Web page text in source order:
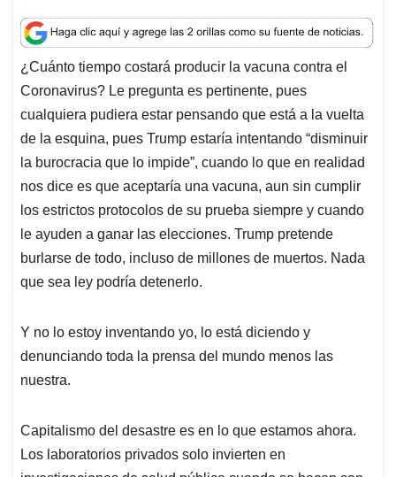
a
t
s
A
p
p
c
e
b
o
o
k
n
k
e
d
I
n
a
i
l
r
e
a
d
s
¿Cuánto tiempo costará producir la vacuna contra el
Coronavirus? Le pregunta es pertinente, pues
cualquiera pudiera estar pensando que está a la vuelta
de la esquina, pues Trump estaría intentando “disminuir
la burocracia que lo impide”, cuando lo que en realidad
nos dice es que aceptaría una vacuna, aun sin cumplir
los estrictos protocolos de su prueba siempre y cuando
le ayuden a ganar las elecciones. Trump pretende
burlarse de todo, incluso de millones de muertos. Nada
que sea ley podría detenerlo.
Y no lo estoy inventando yo, lo está diciendo y
denunciando toda la prensa del mundo menos las
nuestra.
Capitalismo del desastre es en lo que estamos ahora.
Los laboratorios privados solo invierten en